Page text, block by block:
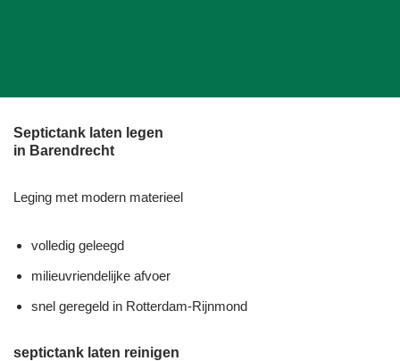
Septictank laten legen
in Barendrecht
Leging met modern materieel
volledig geleegd
milieuvriendelijke afvoer
snel geregeld in Rotterdam-Rijnmond
septictank laten reinigen